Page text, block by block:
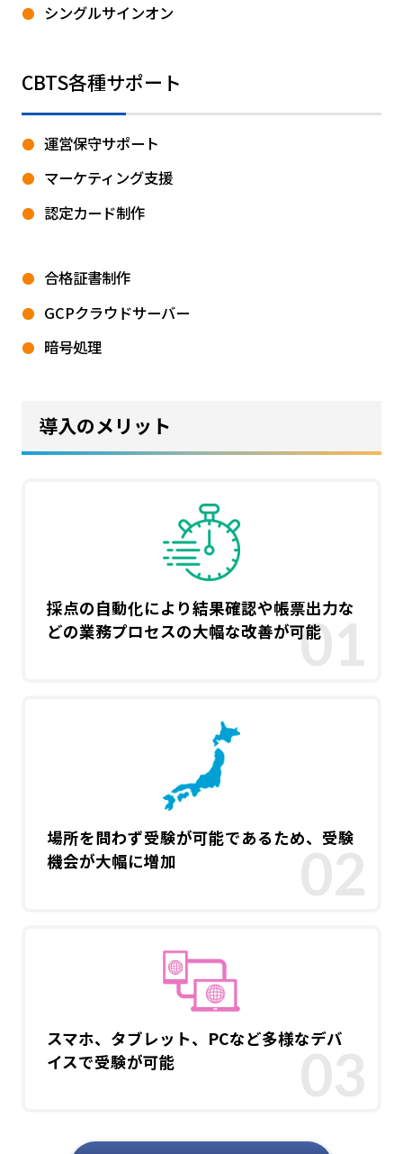
シングルサインオン
CBTS各種サポート
運営保守サポート
マーケティング支援
認定カード制作
合格証書制作
GCPクラウドサーバー
暗号処理
導入のメリット
採点の自動化により結果確認や帳票出力な
どの業務プロセスの大幅な改善が可能
場所を問わず受験が可能であるため、受験
機会が大幅に増加
スマホ、タブレット、PCなど多様なデバ
イスで受験が可能